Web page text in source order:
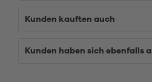
Kunden kauften auch
Kunden haben sich ebenfalls